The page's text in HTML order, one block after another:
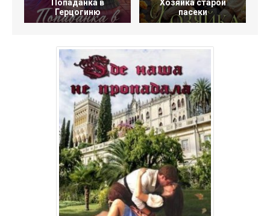
Попаданка в
Герцогиню
Хозяйка старой
пасеки